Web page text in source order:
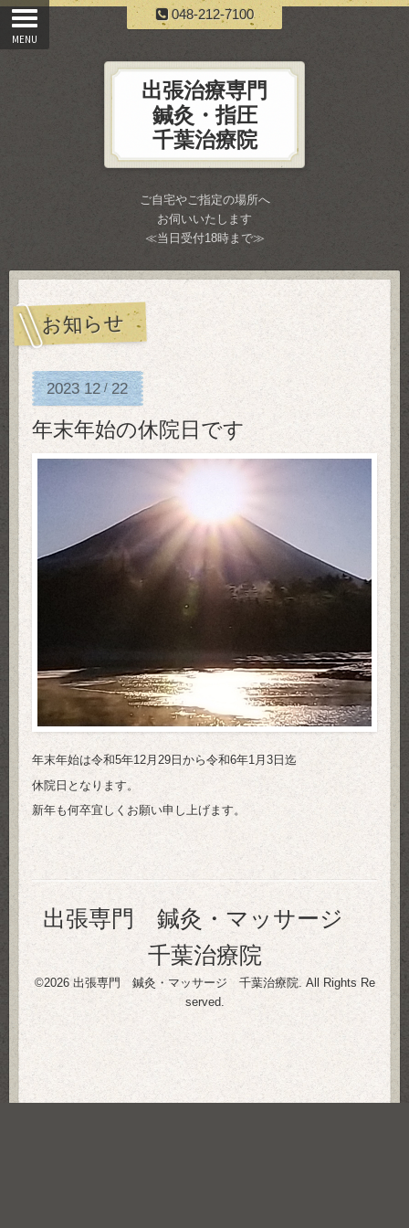
048-212-7100
出張治療専門
鍼灸・指圧
千葉治療院
ご自宅やご指定の場所へ
お伺いいたします
≪当日受付18時まで≫
お知らせ
2023 12 /22
年末年始の休院日です
年末年始は令和5年12月29日から令和6年1月3日迄
休院日となります。
新年も何卒宜しくお願い申し上げます。
出張専門 鍼灸・マッサージ
千葉治療院
©2026出張専門 鍼灸・マッサージ 千葉治療院. All Rights Re
served.